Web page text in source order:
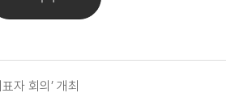
자 회의’ 개최